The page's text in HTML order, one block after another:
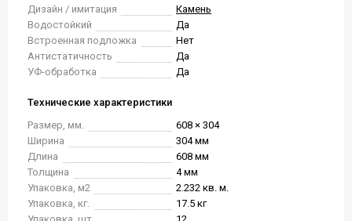
Дизайн / имитация
Камень
Водостойкий
Да
Встроенная подложка
Нет
Антистатичность
Да
УФ-обработка
Да
Технические характеристики
Размер, мм.
608 × 304
Ширина
304 мм
Длина
608 мм
Толщина
4 мм
Упаковка, м2
2.232 кв. м.
Упаковка, кг.
17.5 кг